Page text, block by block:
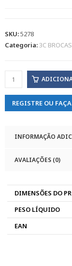
SKU:5278
Categoria:3C
REGISTRE OU
INFORMAÇÃO
AVALIAÇÕES (0)
DIMENSÕES DO
PESO LÍQUIDO
EAN